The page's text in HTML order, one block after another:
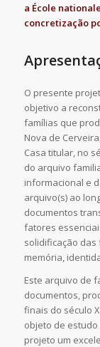
a École
concretização
O presente
objetivo a
famílias que
Nova de
Casa titular, no
do arquivo
informacional e
arquivo(s) ao
documentos
fatores
solidificação
memória,
Este arquivo de
documentos,
finais do século
objeto de
projeto um